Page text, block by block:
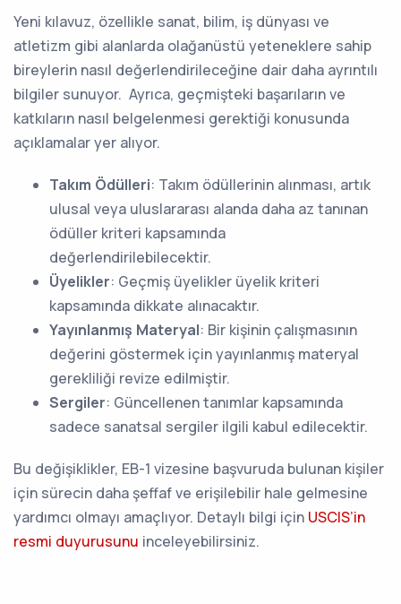
Yeni kılavuz, özellikle sanat, bilim, iş dünyası ve
atletizm gibi alanlarda olağanüstü yeteneklere sahip
bireylerin nasıl değerlendirileceğine dair daha ayrıntılı
bilgiler sunuyor. Ayrıca, geçmişteki başarıların ve
katkıların nasıl belgelenmesi gerektiği konusunda
açıklamalar yer alıyor.
Takım Ödülleri: Takım ödüllerinin alınması, artık
ulusal veya uluslararası alanda daha az tanınan
ödüller kriteri kapsamında
değerlendirilebilecektir.
Üyelikler: Geçmiş üyelikler üyelik kriteri
kapsamında dikkate alınacaktır.
Yayınlanmış Materyal: Bir kişinin çalışmasının
değerini göstermek için yayınlanmış materyal
gerekliliği revize edilmiştir.
Sergiler: Güncellenen tanımlar kapsamında
sadece sanatsal sergiler ilgili kabul edilecektir.
Bu değişiklikler, EB-1 vizesine başvuruda bulunan kişiler
için sürecin daha şeffaf ve erişilebilir hale gelmesine
yardımcı olmayı amaçlıyor. Detaylı bilgi için USCIS’in
resmi duyurusunu inceleyebilirsiniz.